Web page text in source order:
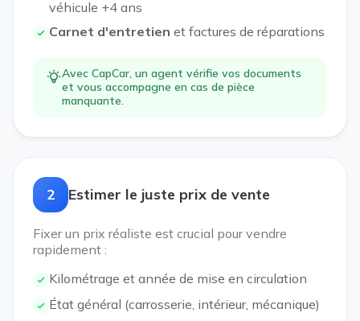
véhicule +4 ans
Carnet d'entretien et factures de réparations
Avec CapCar, un agent vérifie vos documents
et vous accompagne en cas de pièce
manquante.
2 Estimer le juste prix de vente
Fixer un prix réaliste est crucial pour vendre
rapidement :
Kilométrage et année de mise en circulation
État général (carrosserie, intérieur, mécanique)